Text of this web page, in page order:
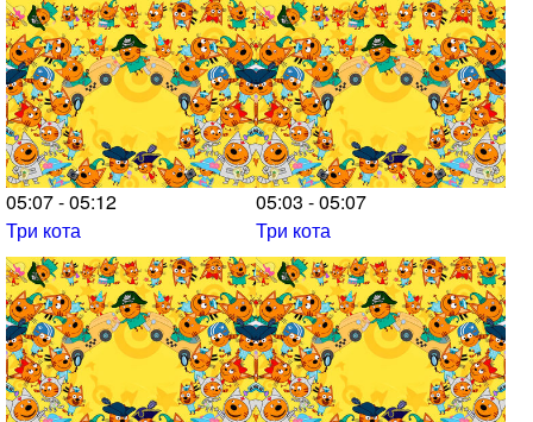
05:07 - 05:12
Три кота
05:03 - 05:07
Три кота